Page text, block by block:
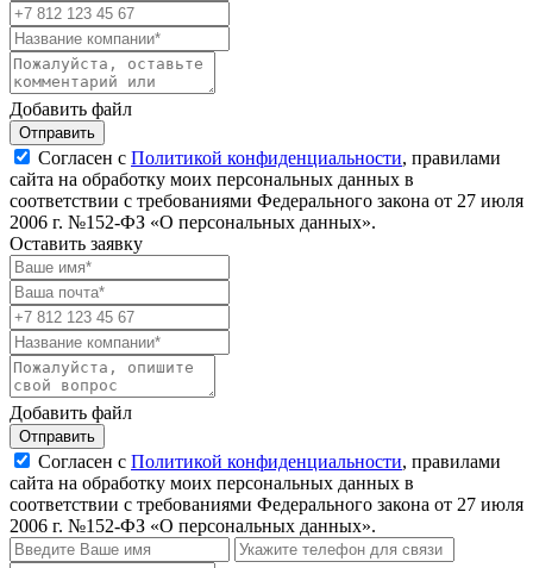
Добавить файл
Отправить
Согласен с Политикой конфиденциальности, правилами
сайта на обработку моих персональных данных в
соответствии с требованиями Федерального закона от 27 июля
2006 г. №152-ФЗ «О персональных данных».
Оставить заявку
Добавить файл
Отправить
Согласен с Политикой конфиденциальности, правилами
сайта на обработку моих персональных данных в
соответствии с требованиями Федерального закона от 27 июля
2006 г. №152-ФЗ «О персональных данных».